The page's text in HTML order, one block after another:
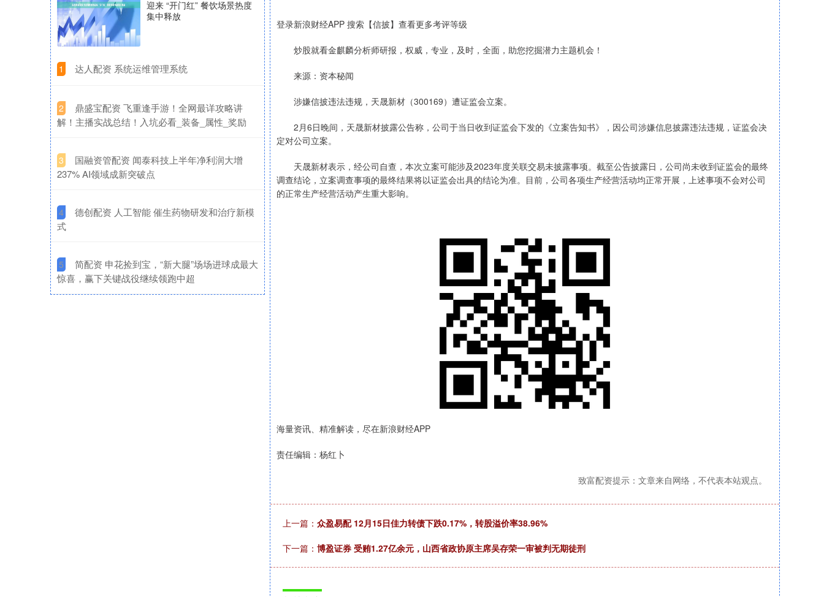
登录新浪财经APP 搜索【信披】查看更多考评等级
炒股就看金麒麟分析师研报，权威，专业，及时，全面，助您挖掘潜力主题机会！
来源：资本秘闻
涉嫌信披违法违规，天晟新材（300169）遭证监会立案。
2月6日晚间，天晟新材披露公告称，公司于当日收到证监会下发的《立案告知书》，因公司涉嫌信息披露违法违规，证监会决
定对公司立案。
天晟新材表示，经公司自查，本次立案可能涉及2023年度关联交易未披露事项。截至公告披露日，公司尚未收到证监会的最终
调查结论，立案调查事项的最终结果将以证监会出具的结论为准。目前，公司各项生产经营活动均正常开展，上述事项不会对公司
的正常生产经营活动产生重大影响。
海量资讯、精准解读，尽在新浪财经APP
责任编辑：杨红卜
致富配资提示：文章来自网络，不代表本站观点。
上一篇： 众盈易配 12月15日佳力转债下跌0.17%，转股溢价率38.96%
下一篇： 博盈证券 受贿1.27亿余元，山西省政协原主席吴存荣一审被判无期徒刑
迎来 “开门红” 餐饮场景热度
集中释放
1 ​达人配资 系统运维管理系统
2
​鼎盛宝配资 飞重逢手游！全网最详攻略讲
解！主播实战总结！入坑必看_装备_属性_奖励
3
​国融资管配资 闻泰科技上半年净利润大增
237% AI领域成新突破点
4
​德创配资 人工智能 催生药物研发和治疗新模
式
5
​简配资 申花捡到宝，“新大腿”场场进球成最大
惊喜，赢下关键战役继续领跑中超